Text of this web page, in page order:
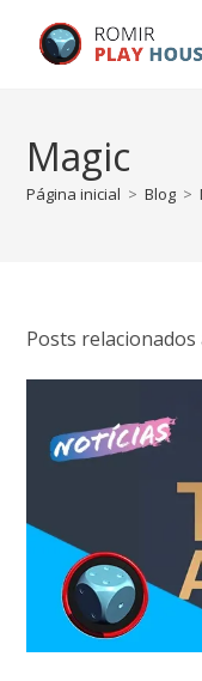
Magic
Página inicial > Blog >
Posts relacionados